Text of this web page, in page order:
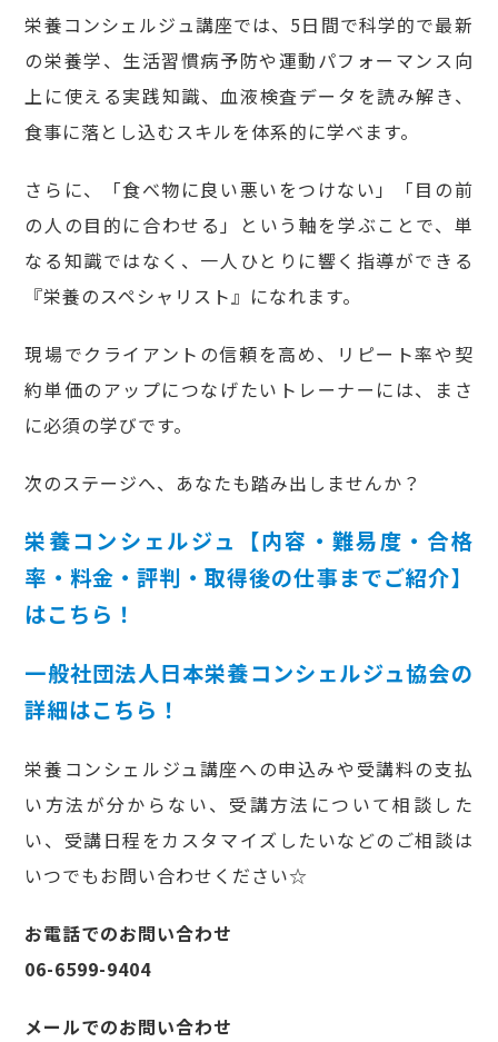
栄養コンシェルジュ講座では、5日間で科学的で最新
の栄養学、生活習慣病予防や運動パフォーマンス向
上に使える実践知識、血液検査データを読み解き、
食事に落とし込むスキルを体系的に学べます。
さらに、「食べ物に良い悪いをつけない」「目の前
の人の目的に合わせる」という軸を学ぶことで、単
なる知識ではなく、一人ひとりに響く指導ができる
『栄養のスペシャリスト』になれます。
現場でクライアントの信頼を高め、リピート率や契
約単価のアップにつなげたいトレーナーには、まさ
に必須の学びです。
次のステージへ、あなたも踏み出しませんか？
栄養コンシェルジュ【内容・難易度・合格
率・料金・評判・取得後の仕事までご紹介】
はこちら！
一般社団法人日本栄養コンシェルジュ協会の
詳細はこちら！
栄養コンシェルジュ講座への申込みや受講料の支払
い方法が分からない、受講方法について相談した
い、受講日程をカスタマイズしたいなどのご相談は
いつでもお問い合わせください☆
お電話でのお問い合わせ
06-6599-9404
メールでのお問い合わせ